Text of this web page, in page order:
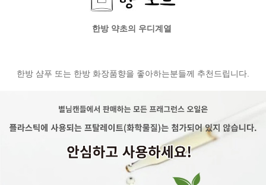
한방 약초의 우디계열
한방 샴푸 또는 한방 화장품향을 좋아하는분들께 추천드립니다.